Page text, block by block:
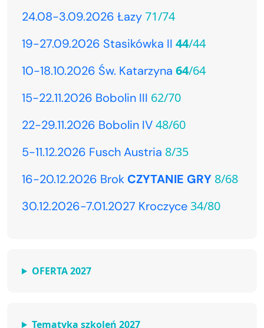
24.08-3.09.2026 Łazy71/74
19-27.09.2026 Stasikówka II 44/44
10-18.10.2026 Św. Katarzyna 64/64
15-22.11.2026 Bobolin III 62/70
22-29.11.2026 Bobolin IV48/60
5-11.12.2026 Fusch Austria 8/35
16-20.12.2026 Brok CZYTANIE GRY 8/68
30.12.2026-7.01.2027 Kroczyce34/80
OFERTA 2027
Tematyka szkoleń 2027